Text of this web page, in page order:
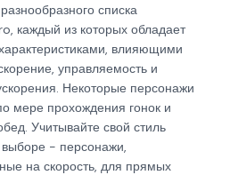
списка
каждый из которых обладает
влияющими
управляемость и
Некоторые персонажи
мере прохождения гонок и
Учитывайте свой стиль
- персонажи,
на скорость, для прямых